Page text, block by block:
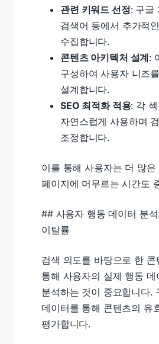
관련 키워드 선정: 구글
검색어 등에서 추가적
수집합니다.
콘텐츠 아키텍처 설계:
구성하여 사용자 니즈
설계합니다.
SEO 최적화 적용: 각
자연스럽게 사용하며
조정합니다.
이를 통해 사용자는 더 많은
페이지에 머무르는 시간도
## 사용자 행동 데이터 분
이탈률
검색 의도를 바탕으로 한 콘
통해 사용자의 실제 행동 데
분석하는 것이 중요합니다.
데이터를 통해 콘텐츠의 유
평가합니다.